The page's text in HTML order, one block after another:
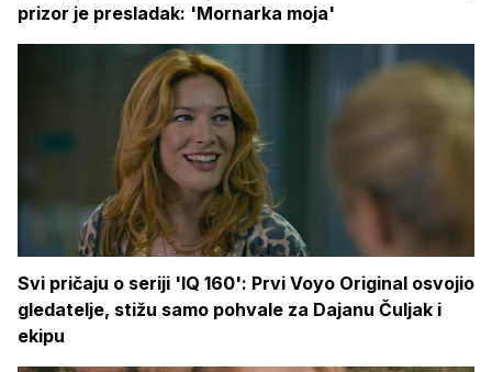
prizor je presladak: 'Mornarka moja'
Svi pričaju o seriji 'IQ 160': Prvi Voyo Original osvojio
gledatelje, stižu samo pohvale za Dajanu Čuljak i
ekipu